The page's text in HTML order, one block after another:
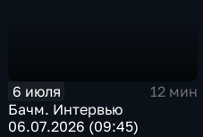
6 июля
12 мин
Бачм. Интервью
06.07.2026 (09:45)